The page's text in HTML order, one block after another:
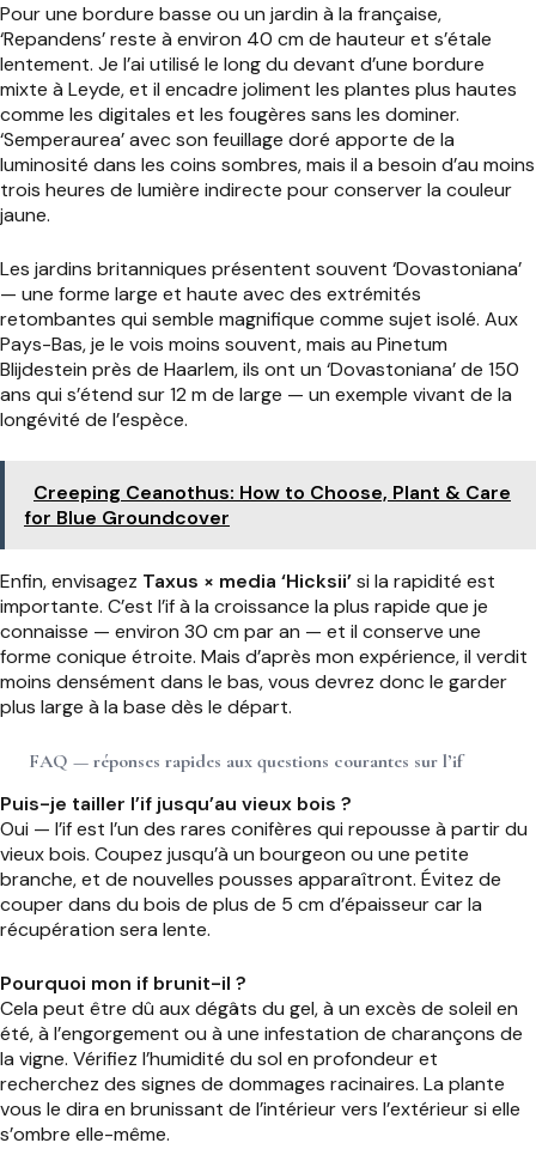
Pour une bordure basse ou un jardin à la française,
‘Repandens’ reste à environ 40 cm de hauteur et s’étale
lentement. Je l’ai utilisé le long du devant d’une bordure
mixte à Leyde, et il encadre joliment les plantes plus hautes
comme les digitales et les fougères sans les dominer.
‘Semperaurea’ avec son feuillage doré apporte de la
luminosité dans les coins sombres, mais il a besoin d’au moins
trois heures de lumière indirecte pour conserver la couleur
jaune.
Les jardins britanniques présentent souvent ‘Dovastoniana’
— une forme large et haute avec des extrémités
retombantes qui semble magnifique comme sujet isolé. Aux
Pays-Bas, je le vois moins souvent, mais au Pinetum
Blijdestein près de Haarlem, ils ont un ‘Dovastoniana’ de 150
ans qui s’étend sur 12 m de large — un exemple vivant de la
longévité de l’espèce.
Creeping Ceanothus: How to Choose, Plant & Care
for Blue Groundcover
Enfin, envisagez Taxus × media ‘Hicksii’si la rapidité est
importante. C’est l’if à la croissance la plus rapide que je
connaisse — environ 30 cm par an — et il conserve une
forme conique étroite. Mais d’après mon expérience, il verdit
moins densément dans le bas, vous devrez donc le garder
plus large à la base dès le départ.
FAQ — réponses rapides aux questions courantes sur l’if
Puis-je tailler l’if jusqu’au vieux bois ?
Oui — l’if est l’un des rares conifères qui repousse à partir du
vieux bois. Coupez jusqu’à un bourgeon ou une petite
branche, et de nouvelles pousses apparaîtront. Évitez de
couper dans du bois de plus de 5 cm d’épaisseur car la
récupération sera lente.
Pourquoi mon if brunit-il ?
Cela peut être dû aux dégâts du gel, à un excès de soleil en
été, à l’engorgement ou à une infestation de charançons de
la vigne. Vérifiez l’humidité du sol en profondeur et
recherchez des signes de dommages racinaires. La plante
vous le dira en brunissant de l’intérieur vers l’extérieur si elle
s’ombre elle-même.